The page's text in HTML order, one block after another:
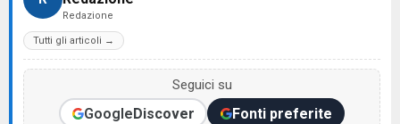
Redazione
Tutti gli articoli →
Seguici su
GoogleDiscover Fonti preferite